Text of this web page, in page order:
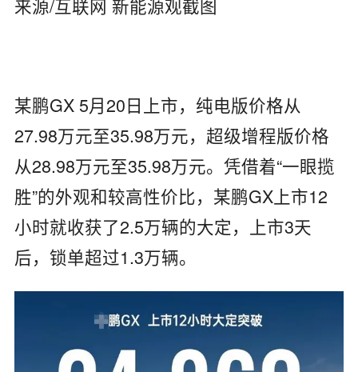
来源/互联网 新能源观截图
某鹏GX 5月20日上市，纯电版价格从
27.98万元至35.98万元，超级增程版价格
从28.98万元至35.98万元。凭借着“一眼揽
胜”的外观和较高性价比，某鹏GX上市12
小时就收获了2.5万辆的大定，上市3天
后，锁单超过1.3万辆。